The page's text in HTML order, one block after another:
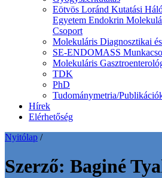
Eötvös Loránd Kutatási
Egyetem Endokrin
Csoport
Molekuláris Diagnosztikai
SE-ENDOMASS
Molekuláris
TDK
PhD
Tudománymetria/
Hírek
Elérhetőség
Nyitólap /
Szerző: Baginé